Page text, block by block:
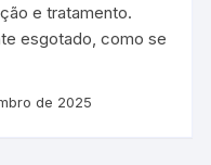
e tratamento.
esgotado, como se
de 2025